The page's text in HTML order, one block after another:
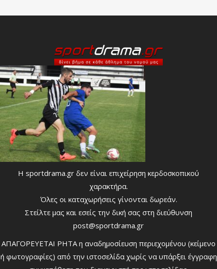
Η sportdrama.gr δεν είναι επιχείρηση κερδοσκοπικού
χαρακτήρα.
Όλες οι καταχωρήσεις γίνονται δωρεάν.
Στείλτε μας και εσείς την δική σας στη διεύθυνση
post@sportdrama.gr
ΑΠΑΓΟΡΕΥΕΤΑΙ ΡΗΤΑ η αναδημοσίευση περιεχομένου (κείμενο
ή φωτογραφίες) από την ιστοσελίδα χωρίς να υπάρξει έγγραφη